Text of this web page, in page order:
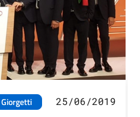
Giorgetti 25/06/2019